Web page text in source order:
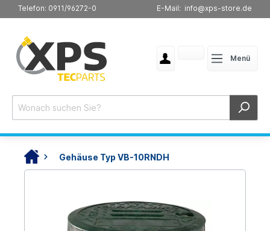
Telefon: 0911/96272-0 E-Mail: info@xps-store.de
Menü
Gehäuse Typ VB-10RNDH